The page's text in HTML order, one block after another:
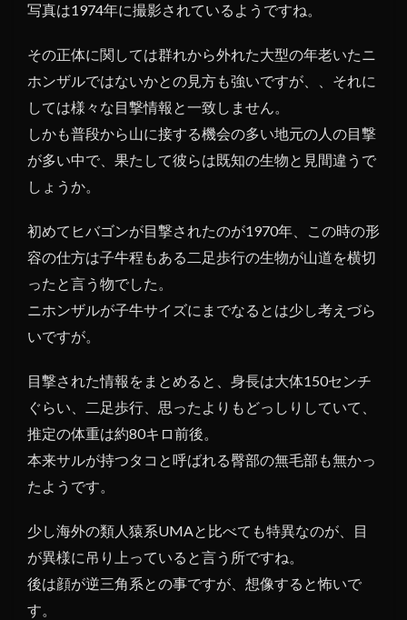
写真は1974年に撮影されているようですね。
その正体に関しては群れから外れた大型の年老いたニ
ホンザルではないかとの見方も強いですが、、それに
しては様々な目撃情報と一致しません。
しかも普段から山に接する機会の多い地元の人の目撃
が多い中で、果たして彼らは既知の生物と見間違うで
しょうか。
初めてヒバゴンが目撃されたのが1970年、この時の形
容の仕方は子牛程もある二足歩行の生物が山道を横切
ったと言う物でした。
ニホンザルが子牛サイズにまでなるとは少し考えづら
いですが。
目撃された情報をまとめると、身長は大体150センチ
ぐらい、二足歩行、思ったよりもどっしりしていて、
推定の体重は約80キロ前後。
本来サルが持つタコと呼ばれる臀部の無毛部も無かっ
たようです。
少し海外の類人猿系UMAと比べても特異なのが、目
が異様に吊り上っていると言う所ですね。
後は顔が逆三角系との事ですが、想像すると怖いで
す。